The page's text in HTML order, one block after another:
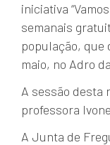
iniciativa
semanais
população, que
maio, no Adro
A sessão desta
professora
A Junta de